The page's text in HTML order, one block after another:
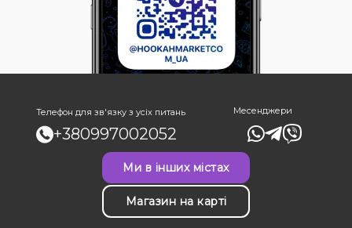
Телефон для зв'язку з усіх питань
+380997002052
Месенджери
Ми в інших містах
Магазин на карті